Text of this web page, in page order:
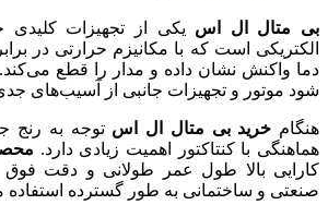
بی‌ متال ال اس یکی از تجهیزات کلیدی
الکتریکی است که با مکانیزم حرارتی در
دما واکنش نشان داده و مدار را قطع
شود موتور و تجهیزات جانبی از آسیب‌های جدی
هنگام خرید بی متال ال اس توجه به رنج
هماهنگی با کنتاکتور اهمیت زیادی دارد.
کارایی بالا طول عمر طولانی و دقت فوق‌
صنعتی و ساختمانی به‌ طور گسترده